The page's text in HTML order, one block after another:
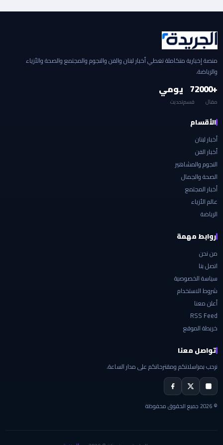
منصة إخبارية متكاملة تغطي أخبار لبنان والفن والنجوم والمجتمع والصحة والأزياء
والرياضة.
+2000
مقال
7
قسم
يومي
تحديث
الأقسام
أخبار لبنان
أخبار الفن
النجوم والمشاهير
الصحة والجمال
أخبار المجتمع
عالم الأزياء
الرياضة
روابط مهمة
من نحن
اتصل بنا
سياسة الخصوصية
شروط الاستخدام
أعلن معنا
RSS Feed
خريطة الموقع
تواصل معنا
نرحب بمراسلاتكم ومقترحاتكم على مدار الساعة.
© 2026 جميع الحقوق محفوظة